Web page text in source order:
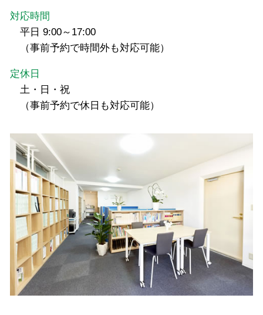
対応時間
平日 9:00～17:00
（事前予約で時間外も対応可能）
定休日
土・日・祝
（事前予約で休日も対応可能）